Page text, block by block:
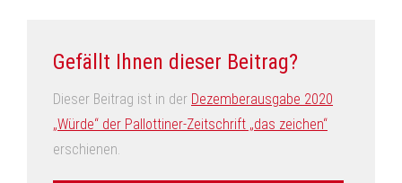
Gefällt Ihnen dieser Beitrag?
Dieser Beitrag ist in der Dezemberausgabe 2020
„Würde“ der Pallottiner-Zeitschrift „das zeichen“
erschienen.